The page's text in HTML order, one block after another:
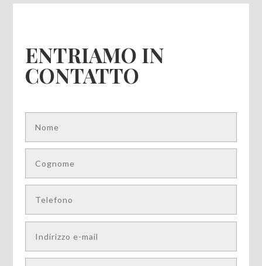
ENTRIAMO IN
CONTATTO